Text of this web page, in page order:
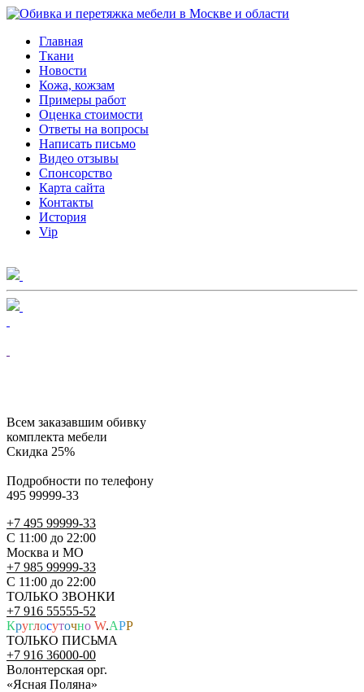
Главная
Ткани
Новости
Кожа, кожзам
Примеры работ
Оценка стоимости
Ответы на вопросы
Написать письмо
Видео отзывы
Спонсорство
Карта сайта
Контакты
История
Vip
Всем заказавшим обивку
комплекта мебели
Скидка 25%
Подробности по телефону
495 99999-33
+7 495 99999-33
С 11:00 до 22:00
Москва и МО
+7 985 99999-33
С 11:00 до 22:00
ТОЛЬКО ЗВОНКИ
+7 916 55555-52
Круглосуточно W.APP
ТОЛЬКО ПИСЬМА
+7 916 36000-00
Волонтерская орг.
«Ясная Поляна»